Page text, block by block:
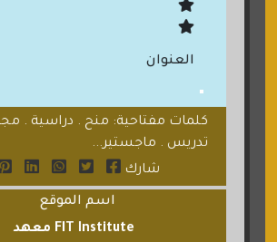
العنوان
كلمات مفتاحية: منح . دراسية .
تدريس . ماجستير...
شارك
اسم الموقع
FIT Institute معهد